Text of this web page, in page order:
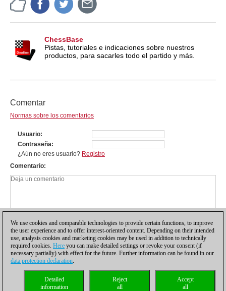
ChessBase
Pistas, tutoriales e indicaciones sobre nuestros
productos, para sacarles todo el partido y más.
Comentar
Normas sobre los comentarios
Usuario
Contraseña
¿Aún no eres usuario? Registro
Comentario
Política de privacidad |Para contactar Cookies Management
Licencias
Compliance Hotline
We use cookies and comparable technologies to provide certain functions, to improve
the user experience and to offer interest-oriented content. Depending on their intended
use, analysis cookies and marketing cookies may be used in addition to technically
required cookies. Here you can make detailed settings or revoke your consent (if
necessary partially) with effect for the future. Further information can be found in our
data protection declaration.
Accept
all
Reject
all
Detailed
information